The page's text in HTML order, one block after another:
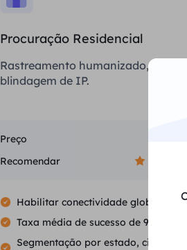
Procuração Residencial
Rastreamento humanizado, sem
blindagem de IP.
Preço
Recomendar
Habilitar conectividade global
Taxa média de sucesso de 99.5%
Segmentação por estado, cidade e